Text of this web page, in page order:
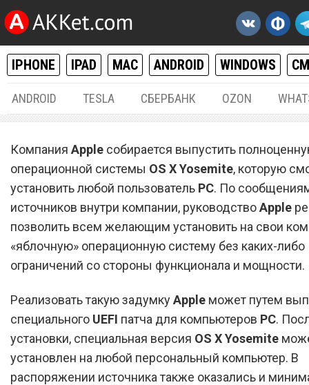
IPHONE IPAD MAC ANDROID WINDOWS
ANDROID TESLA СБЕРБАНК OZON
Apple выпустит
систему OS X Yosemite
PC
Компания Apple собирается выпустить
операционной системы OS X Yosemite, которую
установить любой пользователь PC. По
источников внутри компании, руководствоApple
позволить всем желающим установить на свои
«яблочную» операционную систему без каких-либо
ограничений со стороны функционала и мощности.
Реализовать такую задумкуApple может путем
специального UEFI патча для компьютеров PC.
установки, специальная версия OS X Yosemite
установлен на любой персональный компьютер. В
распоряжении источника также оказались и